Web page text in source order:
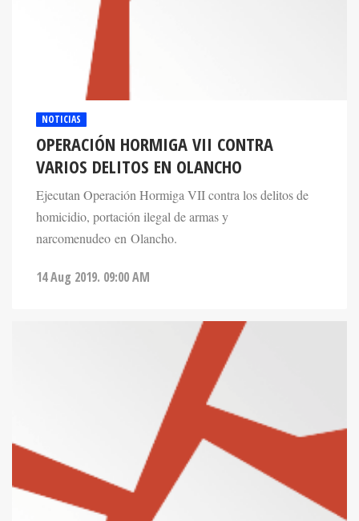
NOTICIAS
OPERACIÓN HORMIGA VII CONTRA
VARIOS DELITOS EN OLANCHO
Ejecutan Operación Hormiga VII contra los delitos de
homicidio, portación ilegal de armas y
narcomenudeo en Olancho.
14 Aug 2019. 09:00 AM